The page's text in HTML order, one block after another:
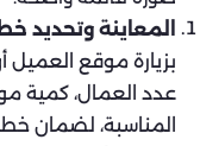
المعاينة وتحديد
بزيارة موقع العميل
عدد العمال، كمية
المناسبة، لضمان